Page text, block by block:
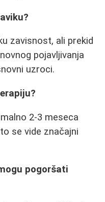
zavisnost, ali prekid
pojavljivanja
uzroci.
2-3 meseca
se vide značajni
pogoršati